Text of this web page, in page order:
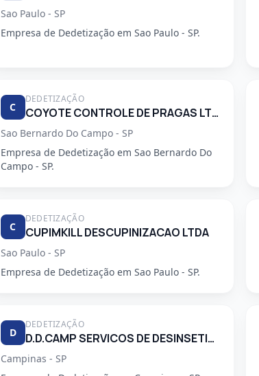
Sao Paulo - SP
Empresa de Dedetização em Sao Paulo - SP.
C
DEDETIZAÇÃO
COYOTE CONTROLE DE PRAGAS LTDA
Sao Bernardo Do Campo - SP
Empresa de Dedetização em Sao Bernardo Do
Campo - SP.
C
DEDETIZAÇÃO
CUPIMKILL DESCUPINIZACAO LTDA
Sao Paulo - SP
Empresa de Dedetização em Sao Paulo - SP.
D
DEDETIZAÇÃO
D.D.CAMP SERVICOS DE DESINSETIZACAO LTDA.
Campinas - SP